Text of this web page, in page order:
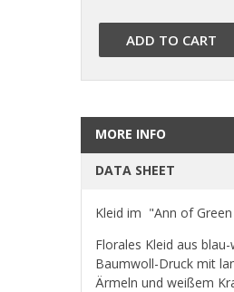
ADD TO CART
MORE INFO
DATA SHEET
Kleid im "Ann of Green
Florales Kleid aus
Baumwoll-Druck mit
Ärmeln und weißem